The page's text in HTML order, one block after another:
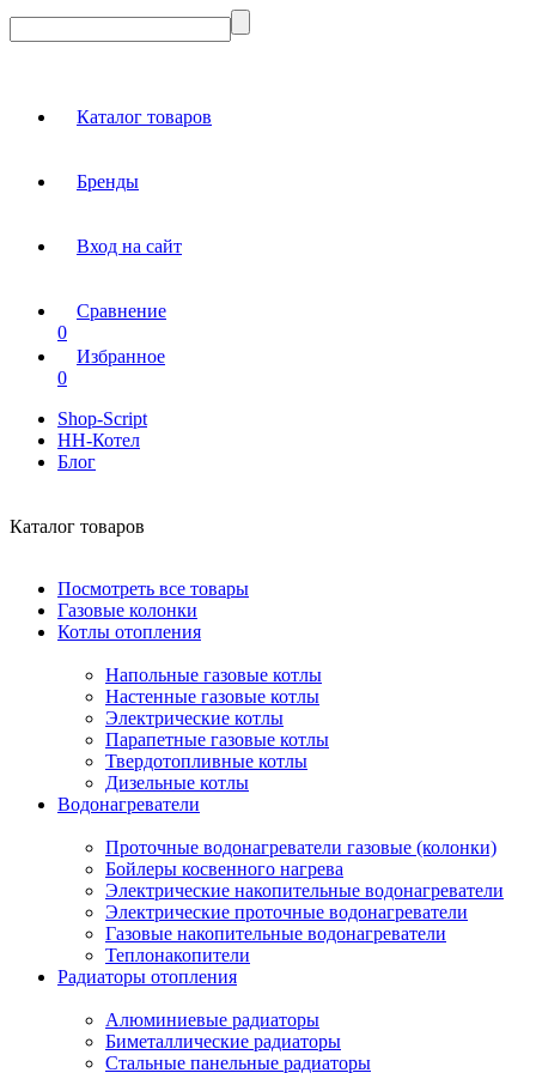
Каталог товаров
Бренды
Вход на сайт
Сравнение
0
Избранное
0
Shop-Script
НН-Котел
Блог
Каталог товаров
Посмотреть все товары
Газовые колонки
Котлы отопления
Напольные газовые котлы
Настенные газовые котлы
Электрические котлы
Парапетные газовые котлы
Твердотопливные котлы
Дизельные котлы
Водонагреватели
Проточные водонагреватели газовые (колонки)
Бойлеры косвенного нагрева
Электрические накопительные водонагреватели
Электрические проточные водонагреватели
Газовые накопительные водонагреватели
Теплонакопители
Радиаторы отопления
Алюминиевые радиаторы
Биметаллические радиаторы
Стальные панельные радиаторы